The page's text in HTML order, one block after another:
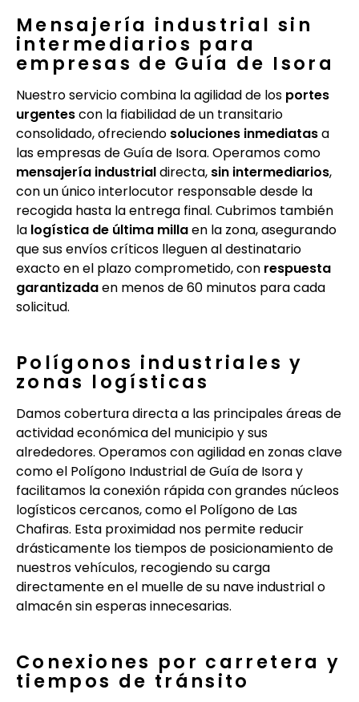
Mensajería industrial sin
intermediarios para
empresas de Guía de Isora
Nuestro servicio combina la agilidad de los portes
urgentescon la fiabilidad de un transitario
consolidado, ofreciendo soluciones inmediatasa
las empresas de Guía de Isora. Operamos como
mensajería industrialdirecta, sin intermediarios,
con un único interlocutor responsable desde la
recogida hasta la entrega final. Cubrimos también
la logística de última millaen la zona, asegurando
que sus envíos críticos lleguen al destinatario
exacto en el plazo comprometido, con respuesta
garantizadaen menos de 60 minutos para cada
solicitud.
Polígonos industriales y
zonas logísticas
Damos cobertura directa a las principales áreas de
actividad económica del municipio y sus
alrededores. Operamos con agilidad en zonas clave
como el Polígono Industrial de Guía de Isora y
facilitamos la conexión rápida con grandes núcleos
logísticos cercanos, como el Polígono de Las
Chafiras. Esta proximidad nos permite reducir
drásticamente los tiempos de posicionamiento de
nuestros vehículos, recogiendo su carga
directamente en el muelle de su nave industrial o
almacén sin esperas innecesarias.
Conexiones por carretera y
tiempos de tránsito